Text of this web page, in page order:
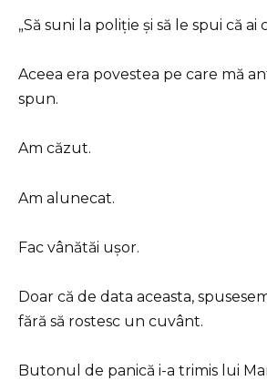
„Să suni la poliție și să le spui că ai
Aceea era povestea pe care mă
spun.
Am căzut.
Am alunecat.
Fac vânătăi ușor.
Doar că de data aceasta,
fără să rostesc un cuvânt.
Butonul de panică i-a trimis lui